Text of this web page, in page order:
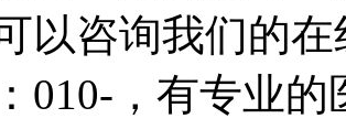
以咨询我们的
010-，有专业